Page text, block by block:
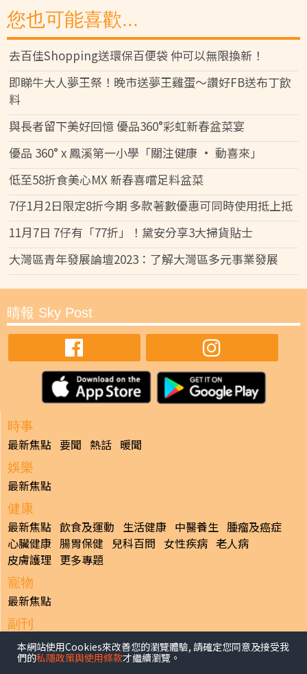
您也可能喜歡...
去百佳Shopping送環保百便袋 仲可以無限換新！
即睇牛大人夢王祭！晚市送夢王雞蛋～讚好FB送布丁飲
料
與長者留下美好回憶 優品360°彩虹新春盆菜宴
優品 360° x 鳳溪第一小學「關注健康 • 動喜來」
低至58折食美心MX 新春喜嚐足料盆菜
7仔1月2日限定8折今期 多款著數優惠可同時使用抵上抵
11月7日 7仔有「77折」！黛安分享3大掃貨貼士
大灣區青年發展論壇2023：了解大灣區多元事業發展
晴報 Sky Post
時事
最新焦點 要聞 熱話 暖聞
娛樂
最新焦點
健康
最新焦點 飲食及運動 生活健康 中醫養生 腫瘤及癌症
心臟健康 腸胃保健 兒科百問 女性疾病 老人病
皮膚護理 更多專題
寵物
最新焦點
副刊
最新焦點
日報
本網站使用Cookies來改善您的瀏覽體驗, 請確定您同意及接受我
們的私隱政策與使用條款才繼續瀏覽。